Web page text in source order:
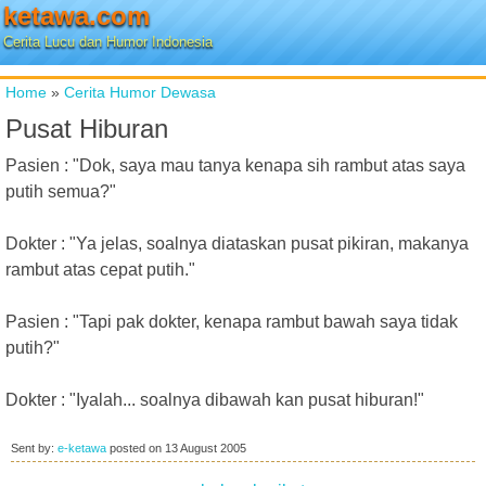
ketawa.com
Cerita Lucu dan Humor Indonesia
Home » Cerita Humor Dewasa
Pusat Hiburan
Pasien : "Dok, saya mau tanya kenapa sih rambut atas saya
putih semua?"
Dokter : "Ya jelas, soalnya diataskan pusat pikiran, makanya
rambut atas cepat putih."
Pasien : "Tapi pak dokter, kenapa rambut bawah saya tidak
putih?"
Dokter : "Iyalah... soalnya dibawah kan pusat hiburan!"
Sent by: e-ketawa posted on 13 August 2005